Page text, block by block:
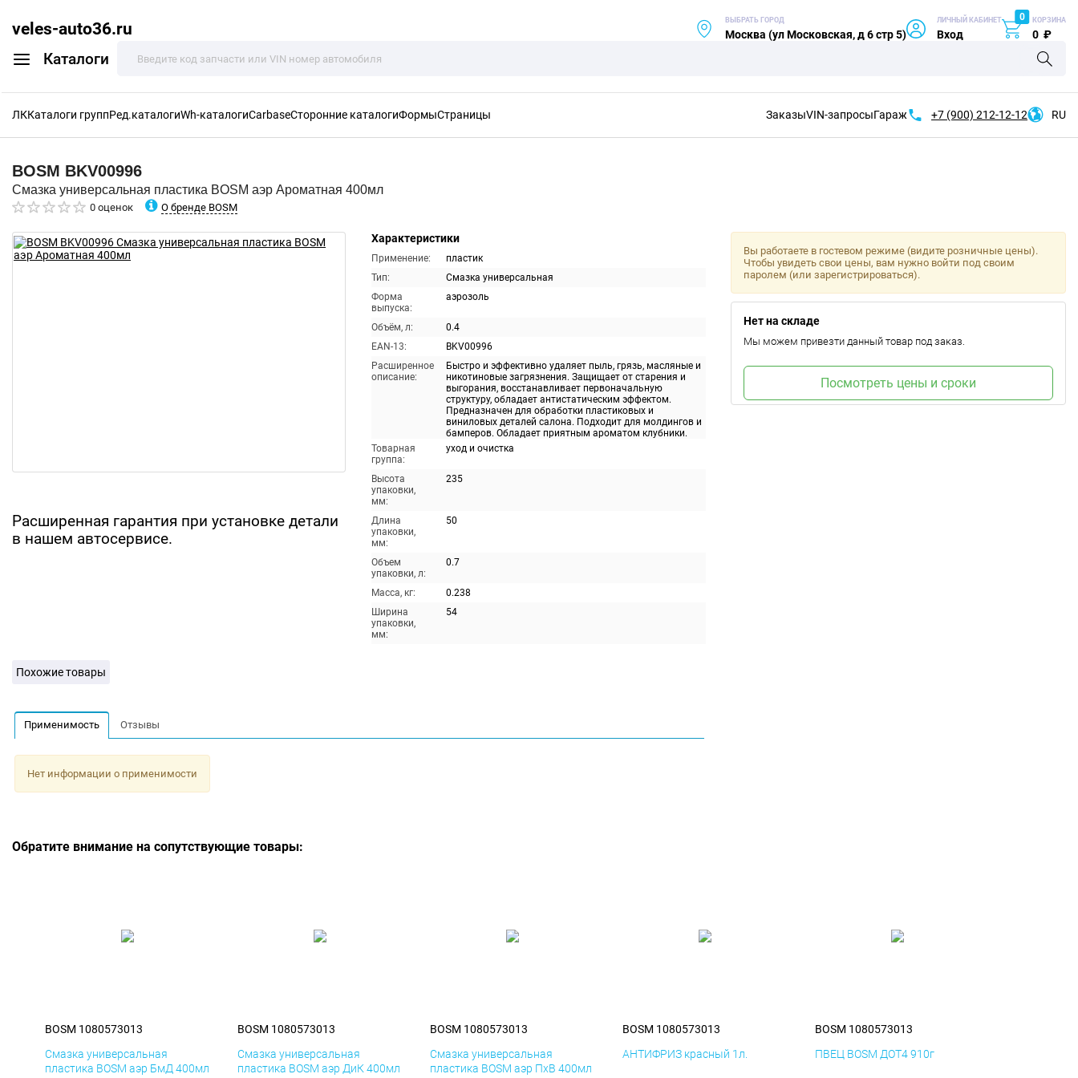
veles-auto36.ru
Каталоги
ВЫБРАТЬ ГОРОД
Москва (ул Московская, д 6 стр 5)
ЛИЧНЫЙ КАБИНЕТ
Вход
0 КОРЗИНА
0 ₽
ЛККаталоги группРед.каталогиWh-каталогиCarbaseСторонние каталогиФормыСтраницы ЗаказыVIN-запросыГараж +7 (900) 212-12-12 RU
BOSM BKV00996
Смазка универсальная пластика BOSM аэр Ароматная 400мл
0 оценок О бренде BOSM
Расширенная гарантия при установке детали
в нашем автосервисе.
Характеристики
Применение:
пластик
Тип:
Смазка универсальная
Форма
выпуска:
аэрозоль
Объём, л:
0.4
EAN-13:
BKV00996
Расширенное
описание:
Быстро и эффективно удаляет пыль, грязь, масляные и
никотиновые загрязнения. Защищает от старения и
выгорания, восстанавливает первоначальную
структуру, обладает антистатическим эффектом.
Предназначен для обработки пластиковых и
виниловых деталей салона. Подходит для молдингов и
бамперов. Обладает приятным ароматом клубники.
Товарная
группа:
уход и очистка
Высота
упаковки,
мм:
235
Длина
упаковки,
мм:
50
Объем
упаковки, л:
0.7
Масса, кг:
0.238
Ширина
упаковки,
мм:
54
Вы работаете в гостевом режиме (видите розничные цены).
Чтобы увидеть свои цены, вам нужно войти под своим
паролем (или зарегистрироваться).
Нет на складе
Мы можем привезти данный товар под заказ.
Посмотреть цены и сроки
Похожие товары
Применимость Отзывы
Нет информации о применимости
Обратите внимание на сопутствующие товары:
BOSM 1080573013
Смазка универсальная
пластика BOSM аэр БмД 400мл
BOSM 1080573013
Смазка универсальная
пластика BOSM аэр ДиК 400мл
BOSM 1080573013
Смазка универсальная
пластика BOSM аэр ПхВ 400мл
BOSM 1080573013
АНТИФРИЗ красный 1л.
BOSM 1080573013
ПВЕЦ BOSM ДОТ4 910г